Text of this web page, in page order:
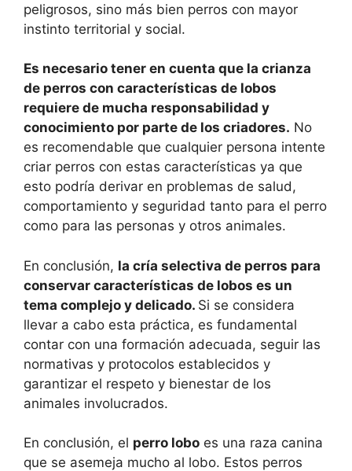
peligrosos, sino más bien perros con mayor
instinto territorial y social.
Es necesario tener en cuenta que la crianza
de perros con características de lobos
requiere de mucha responsabilidad y
conocimiento por parte de los criadores. No
es recomendable que cualquier persona intente
criar perros con estas características ya que
esto podría derivar en problemas de salud,
comportamiento y seguridad tanto para el perro
como para las personas y otros animales.
En conclusión, la cría selectiva de perros para
conservar características de lobos es un
tema complejo y delicado. Si se considera
llevar a cabo esta práctica, es fundamental
contar con una formación adecuada, seguir las
normativas y protocolos establecidos y
garantizar el respeto y bienestar de los
animales involucrados.
En conclusión, el perro lobo es una raza canina
que se asemeja mucho al lobo. Estos perros